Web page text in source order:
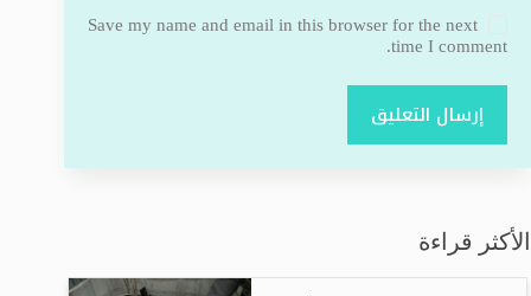
Save my name and email in this browser for the next
time I comment.
إرسال التعليق
الأكثر قراءة